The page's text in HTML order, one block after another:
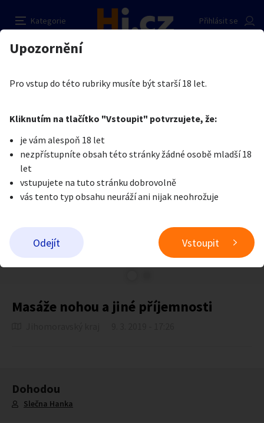
Kategorie
Přihlásit se
Auto-moto
Reality a bydlení Seznamka
Zvířata
Stroje a nářadí PC a elektro Sport a hobby
Sběratelství
Přidat inzerát
Erotika
Je nám líto, ale tenhle inzerát již není aktuální.
Masáže nohou a jiné příjemnosti
Dohodou
Slečna Hanka
Masáže nohou a jiné příjemnosti
Kupující
Pošlete uživateli zprávu
Nahlásit inzerát
Upozornění
Pro vstup do této rubriky musíte být starší 18 let.
Kliknutím na tlačítko "Vstoupit" potvrzujete, že:
je vám alespoň 18 let
nezpřístupníte obsah této stránky žádné osobě mladší 18
let
vstupujete na tuto stránku dobrovolně
vás tento typ obsahu neuráží ani nijak neohrožuje
Odejít Vstoupit